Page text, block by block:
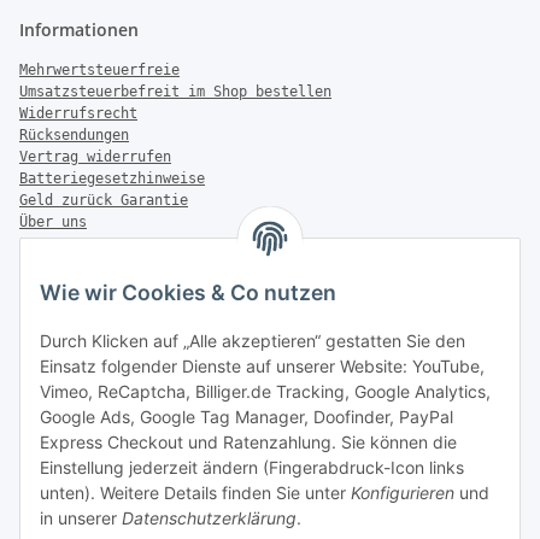
Wie wir Cookies & Co nutzen
Durch Klicken auf „Alle akzeptieren“ gestatten Sie den
Einsatz folgender Dienste auf unserer Website: YouTube,
Vimeo, ReCaptcha, Billiger.de Tracking, Google Analytics,
Google Ads, Google Tag Manager, Doofinder, PayPal
Express Checkout und Ratenzahlung. Sie können die
Einstellung jederzeit ändern (Fingerabdruck-Icon links
unten). Weitere Details finden Sie unter Konfigurieren und
in unserer Datenschutzerklärung.
Informationen
Mehrwertsteuerfreie
Umsatzsteuerbefreit im Shop bestellen
Widerrufsrecht
Rücksendungen
Vertrag widerrufen
Batteriegesetzhinweise
Geld zurück Garantie
Über uns
FAQ
Zahlung & Versand
Versandinformationen
Sonstiges